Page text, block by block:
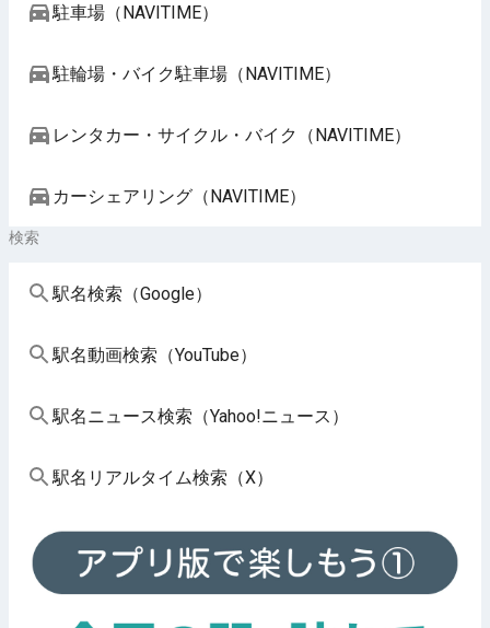
駐車場（NAVITIME）
駐輪場・バイク駐車場（NAVITIME）
レンタカー・サイクル・バイク（NAVITIME）
カーシェアリング（NAVITIME）
検索
駅名検索（Google）
駅名動画検索（YouTube）
駅名ニュース検索（Yahoo!ニュース）
駅名リアルタイム検索（X）